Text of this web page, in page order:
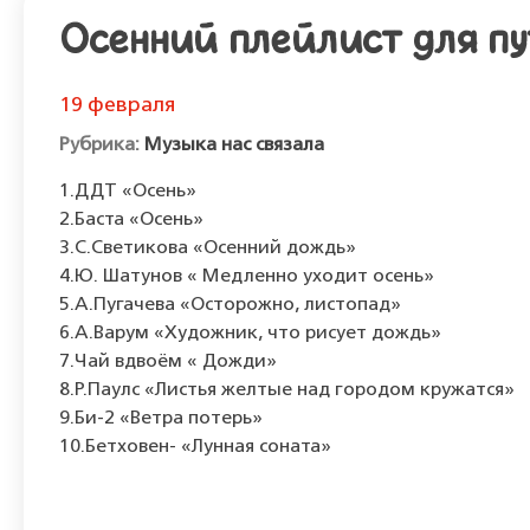
Осенний плейлист для
19 февраля
Музыка нас связала
1.ДДТ «Осень»
2.Баста «Осень»
3.С.Светикова «Осенний дождь»
4.Ю. Шатунов « Медленно уходит осень»
5.А.Пугачева «Осторожно, листопад»
6.А.Варум «Художник, что рисует дождь»
7.Чай вдвоём « Дожди»
8.Р.Паулс «Листья желтые над городом кружатся»
9.Би-2 «Ветра потерь»
10.Бетховен- «Лунная соната»